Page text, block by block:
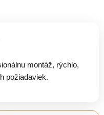
montáž, rýchlo,
požiadaviek.